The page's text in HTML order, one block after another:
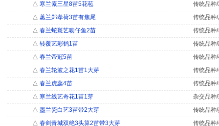
△ 寒兰素三星8苗5花苞
传统品种
△ 蕙兰郑孝荷3苗有焦尾
传统品种
△ 春兰蛇斑艺吻仔鱼2苗
传统品种
△ 转覆艺彩鹤1苗
传统品种
△ 春兰帝冠5苗
传统品种
△ 春兰轮波之花1苗1大芽
传统品种
△ 春兰虎蕊4苗
传统品种
△ 寒兰线艺奇花1苗1芽
杂交品种
△ 墨兰瓷白艺3苗带2大芽
传统品种
△ 春剑青城双绝3头算2苗带3大芽
传统品种